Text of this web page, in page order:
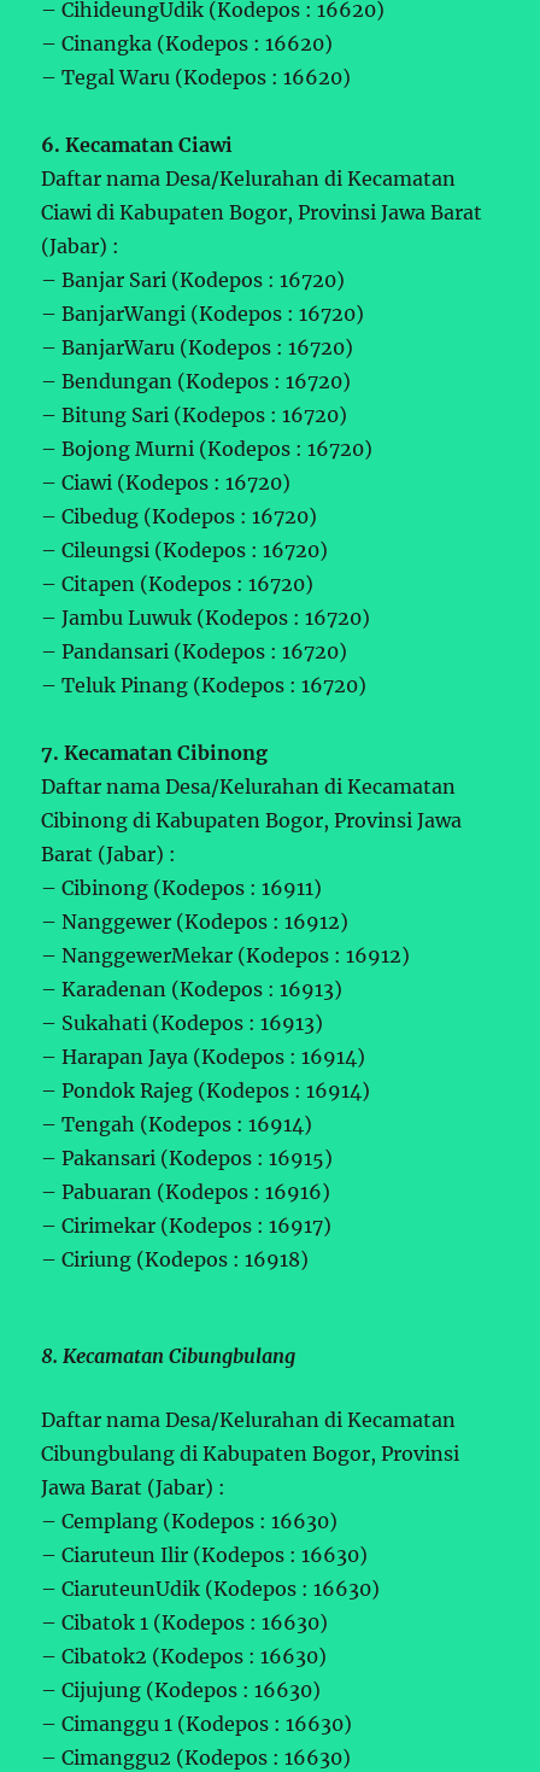
– CihideungUdik (Kodepos : 16620)
– Cinangka (Kodepos : 16620)
– Tegal Waru (Kodepos : 16620)
6. Kecamatan Ciawi
Daftar nama Desa/Kelurahan di Kecamatan
Ciawi di Kabupaten Bogor, Provinsi Jawa Barat
(Jabar) :
– Banjar Sari (Kodepos : 16720)
– BanjarWangi (Kodepos : 16720)
– BanjarWaru (Kodepos : 16720)
– Bendungan (Kodepos : 16720)
– Bitung Sari (Kodepos : 16720)
– Bojong Murni (Kodepos : 16720)
– Ciawi (Kodepos : 16720)
– Cibedug (Kodepos : 16720)
– Cileungsi (Kodepos : 16720)
– Citapen (Kodepos : 16720)
– Jambu Luwuk (Kodepos : 16720)
– Pandansari (Kodepos : 16720)
– Teluk Pinang (Kodepos : 16720)
7. Kecamatan Cibinong
Daftar nama Desa/Kelurahan di Kecamatan
Cibinong di Kabupaten Bogor, Provinsi Jawa
Barat (Jabar) :
– Cibinong (Kodepos : 16911)
– Nanggewer (Kodepos : 16912)
– NanggewerMekar (Kodepos : 16912)
– Karadenan (Kodepos : 16913)
– Sukahati (Kodepos : 16913)
– Harapan Jaya (Kodepos : 16914)
– Pondok Rajeg (Kodepos : 16914)
– Tengah (Kodepos : 16914)
– Pakansari (Kodepos : 16915)
– Pabuaran (Kodepos : 16916)
– Cirimekar (Kodepos : 16917)
– Ciriung (Kodepos : 16918)
8. Kecamatan Cibungbulang
Daftar nama Desa/Kelurahan di Kecamatan
Cibungbulang di Kabupaten Bogor, Provinsi
Jawa Barat (Jabar) :
– Cemplang (Kodepos : 16630)
– Ciaruteun Ilir (Kodepos : 16630)
– CiaruteunUdik (Kodepos : 16630)
– Cibatok 1 (Kodepos : 16630)
– Cibatok2 (Kodepos : 16630)
– Cijujung (Kodepos : 16630)
– Cimanggu 1 (Kodepos : 16630)
– Cimanggu2 (Kodepos : 16630)